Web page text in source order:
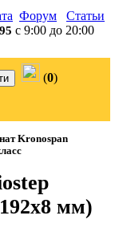
Форум
Статьи
с 9:00 до 20:00
(0)
Kronospan
мм)